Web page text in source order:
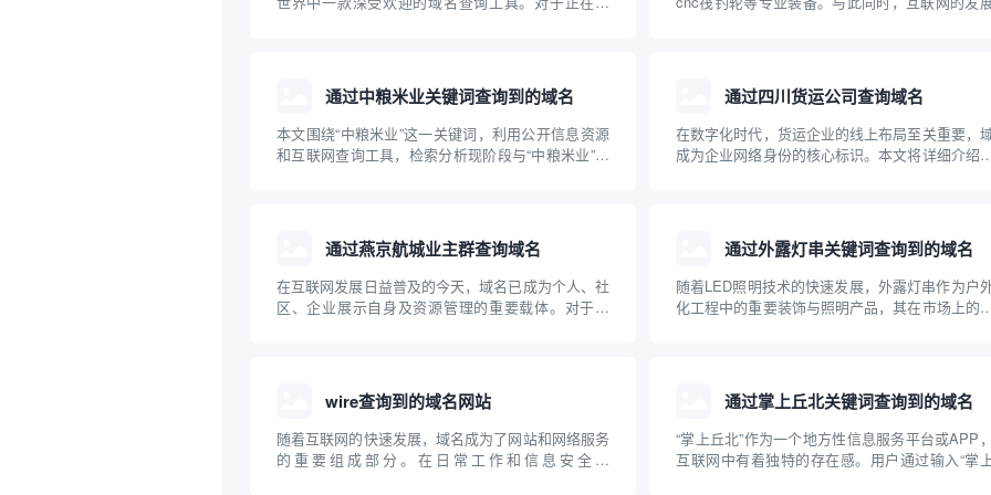
意事项进...
品牌构...
通过中粮米业关键词查询到的域名
本文围绕“中粮米业”这一关键词，利用公开信息资源
和互联网查询工具，检索分析现阶段与“中粮米业”相
通过四川货运公司查询域名
在数字化时代，货运企业的线上布局至关重要，
成为企业网络身份的核心标识。本文将详细介绍如
通过燕京航城业主群查询域名
在互联网发展日益普及的今天，域名已成为个人、社
区、企业展示自身及资源管理的重要载体。对于像
效协作开展...
通过外露灯串关键词查询到的域名
随着LED照明技术的快速发展，外露灯串作为户
化工程中的重要装饰与照明产品，其在市场上的关
到的主...
wire查询到的域名网站
随着互联网的快速发展，域名成为了网站和网络服务
的重要组成部分。在日常工作和信息安全领
通过掌上丘北关键词查询到的域名
“掌上丘北”作为一个地方性信息服务平台或APP
互联网中有着独特的存在感。用户通过输入“掌